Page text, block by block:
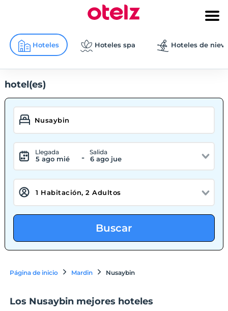
Hoteles Hoteles spa Hoteles de
hotel(es)
Llegada
5 ago mié -
Salida
6 ago jue
Buscar
Página de inicio Mardin Nusaybin
Los Nusaybin mejores hoteles